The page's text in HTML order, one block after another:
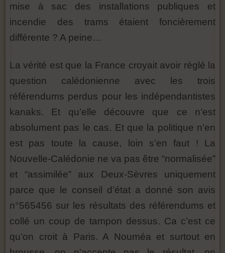
mise à sac des installations publiques et
incendie des trams étaient foncièrement
différente ? A peine…
La vérité est que la France croyait avoir réglé la
question calédonienne avec les trois
référendums perdus pour les indépendantistes
kanaks. Et qu’elle découvre que ce n’est
absolument pas le cas. Et que la politique n’en
est pas toute la cause, loin s’en faut ! La
Nouvelle-Calédonie ne va pas être “normalisée”
et “assimilée” aux Deux-Sèvres uniquement
parce que le conseil d’état a donné son avis
n°565456 sur les résultats des référendums et
collé un coup de tampon dessus. Ca c’est ce
qu’on croit à Paris. A Nouméa et surtout en